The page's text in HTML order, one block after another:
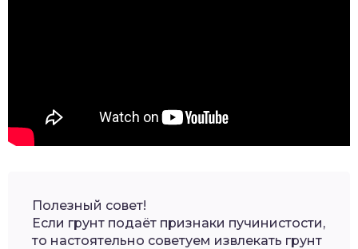
Полезный совет!
Если грунт подаёт признаки пучинистости,
то настоятельно советуем извлекать грунт